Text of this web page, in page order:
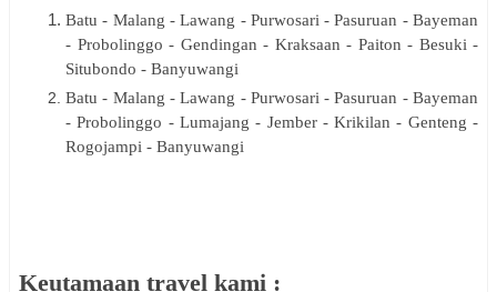
Batu - Malang - Lawang - Purwosari - Pasuruan - Bayeman
- Probolinggo - Gendingan - Kraksaan - Paiton - Besuki -
Situbondo - Banyuwangi
Batu - Malang - Lawang - Purwosari - Pasuruan - Bayeman
- Probolinggo - Lumajang - Jember - Krikilan - Genteng -
Rogojampi - Banyuwangi
Keutamaan travel kami :